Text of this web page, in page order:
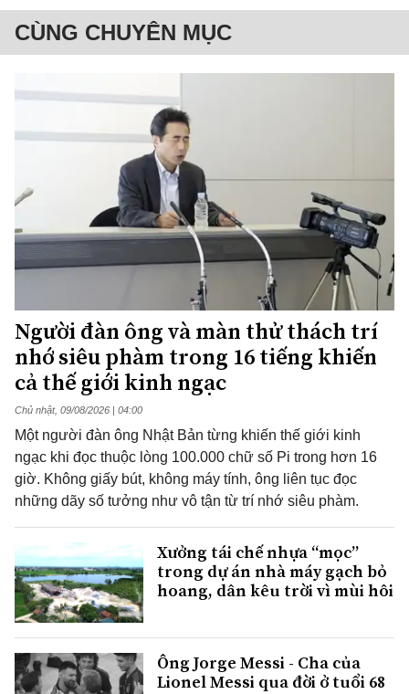
CÙNG CHUYÊN MỤC
Người đàn ông và màn thử thách trí
nhớ siêu phàm trong 16 tiếng khiến
cả thế giới kinh ngạc
Chủ nhật, 09/08/2026 | 04:00
Một người đàn ông Nhật Bản từng khiến thế giới kinh
ngạc khi đọc thuộc lòng 100.000 chữ số Pi trong hơn 16
giờ. Không giấy bút, không máy tính, ông liên tục đọc
những dãy số tưởng như vô tận từ trí nhớ siêu phàm.
Xưởng tái chế nhựa “mọc”
trong dự án nhà máy gạch bỏ
hoang, dân kêu trời vì mùi hôi
Ông Jorge Messi - Cha của
Lionel Messi qua đời ở tuổi 68